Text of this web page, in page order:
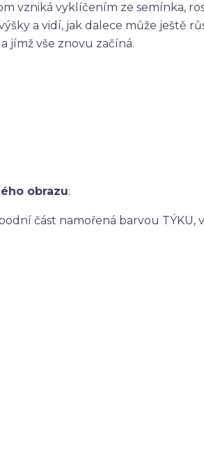
vzniká vyklíčením ze semínka,
a vidí, jak dalece může ještě
jímž vše znovu začíná.
obrazu:
část namořená barvou